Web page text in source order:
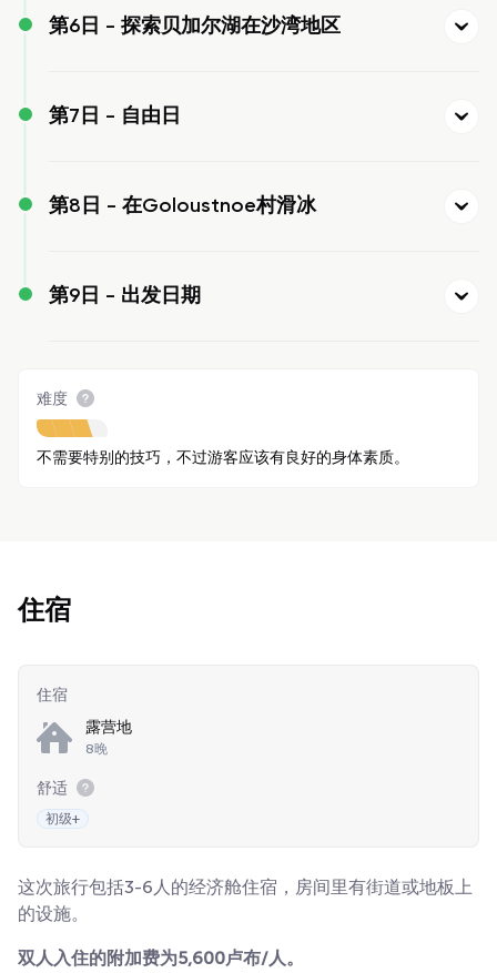
第6日 - 探索贝加尔湖在沙湾地区
第7日 - 自由日
第8日 - 在Goloustnoe村滑冰
第9日 - 出发日期
难度
不需要特别的技巧，不过游客应该有良好的身体素质。
住宿
住宿
露营地
8晚
舒适
初级+
这次旅行包括3-6人的经济舱住宿，房间里有街道或地板上
的设施。
双人入住的附加费为5,600卢布/人。